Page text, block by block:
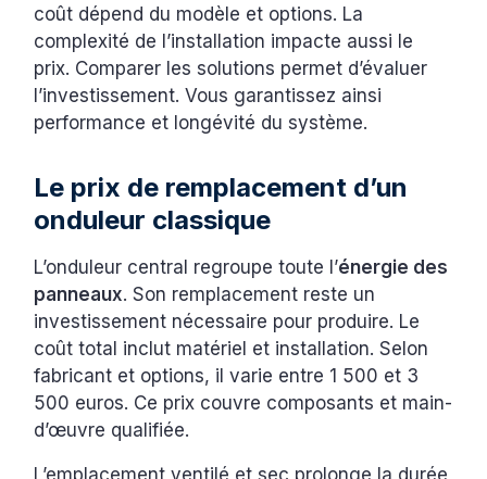
coût dépend du modèle et options. La
complexité de l’installation impacte aussi le
prix. Comparer les solutions permet d’évaluer
l’investissement. Vous garantissez ainsi
performance et longévité du système.
Le prix de remplacement d’un
onduleur classique
L’onduleur central regroupe toute l’énergie des
panneaux. Son remplacement reste un
investissement nécessaire pour produire. Le
coût total inclut matériel et installation. Selon
fabricant et options, il varie entre 1 500 et 3
500 euros. Ce prix couvre composants et main-
d’œuvre qualifiée.